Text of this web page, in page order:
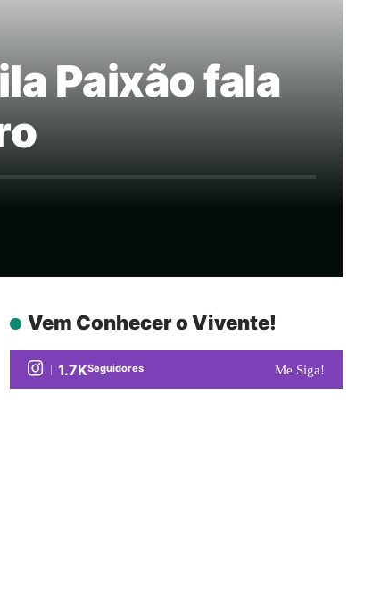
Paixão fala
Vem Conhecer o Vivente!
1.7KSeguidores Me Siga!